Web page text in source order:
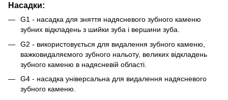
Насадки:
G1 - насадка для зняття надясневого зубного каменю
зубних відкладень з шийки зуба і вершини зуба.
G2 - використовується для видалення зубного каменю,
важковидаляємого зубного нальоту, великих відкладень
зубного каменю в надясневій області.
G4 - насадка універсальна для видалення надясневого
зубного каменю.